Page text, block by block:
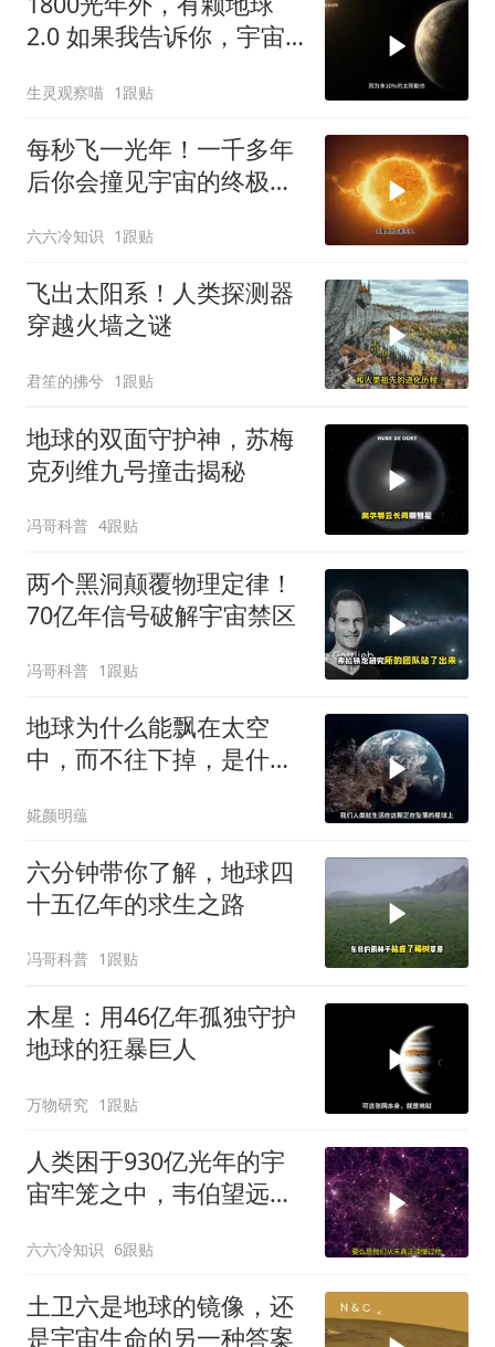
2.0 如果我告诉你，宇宙
更适合孕育生命的星球
生灵观察喵 1跟贴
每秒飞一光年！一千多年
后你会撞见宇宙的终极秘
六六冷知识 1跟贴
飞出太阳系！人类探测器
穿越火墙之谜
君笙的拂兮 1跟贴
地球的双面守护神，苏梅
克列维九号撞击揭秘
冯哥科普 4跟贴
两个黑洞颠覆物理定律！
70亿年信号破解宇宙禁区
冯哥科普 1跟贴
地球为什么能飘在太空
中，而不往下掉，是什么
婲颜明蕴
六分钟带你了解，地球四
十五亿年的求生之路
冯哥科普 1跟贴
木星：用46亿年孤独守护
地球的狂暴巨人
万物研究 1跟贴
人类困于930亿光年的宇
宙牢笼之中，韦伯望远镜
六六冷知识 6跟贴
土卫六是地球的镜像，还
是宇宙生命的另一种答案